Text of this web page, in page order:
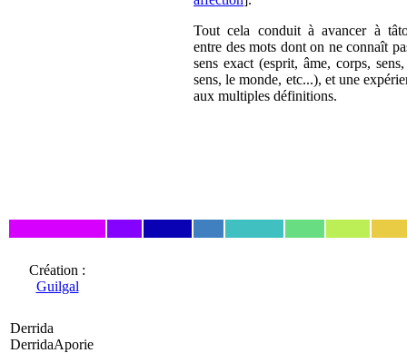
Tout cela conduit à avancer à
entre des mots dont on ne connaît
sens exact (esprit, âme, corps,
sens, le monde, etc...), et une
aux multiples définitions.
Création :
Guilgal
Derrida
DerridaAporie